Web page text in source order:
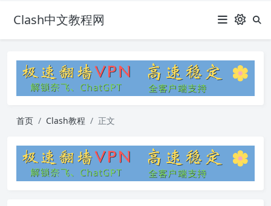
Clash中文教程网
首页 Clash教程 正文